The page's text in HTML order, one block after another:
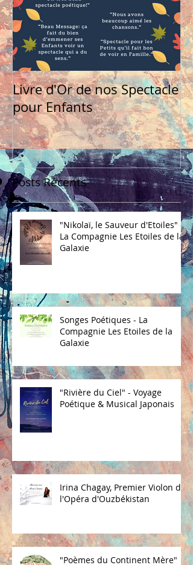
Livre d'Or de nos Spectacle
pour Enfants
Posts Récents
"Nikolaï, le Sauveur d'Etoiles" -
La Compagnie Les Etoiles de la
Galaxie
Songes Poétiques - La
Compagnie Les Etoiles de la
Galaxie
"Rivière du Ciel" - Voyage
Poétique & Musical Japonais
Irina Chagay, Premier Violon de
l'Opéra d'Ouzbékistan
"Poèmes du Continent Mère"